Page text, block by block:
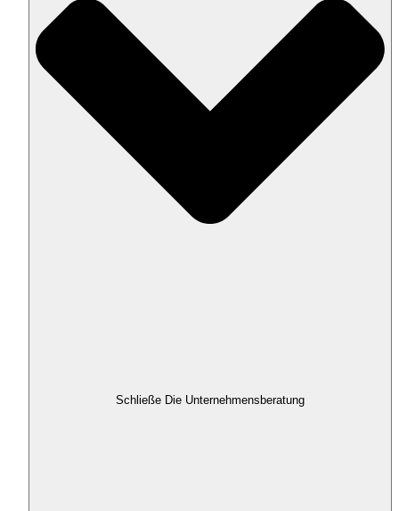
Schließe Die Unternehmensberatung